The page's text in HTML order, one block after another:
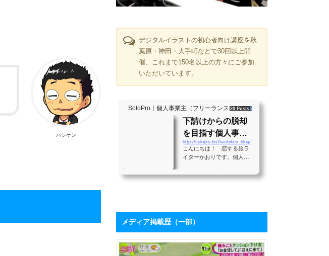
ハシケン
デジタルイラストの初心者向け講座を秋
葉原・神田・大手町などで30回以上開
催、これまで150名以上の方々にご参加
いただいています。
SoloPro｜個人事業主（フリーランス）・起業家、"ソロ" で働く人のライ
20 Posts 261 Shares
下請けからの脱却
を目指す個人事業
主のバイブル！？
月間28万PVの実績
んに学ぶ「ブログ
http://solopro.biz/hashiken_blog/
こんにちは！ 恋する旅ラ
イターかおりです。個人事
たちにとって、「下請け仕
るために2017年7月から「フ
リーライターの働き方」を
メインテーマにした個人ブ
ログを開設しました。ソロ
で生きる人たちにとって、
メディア掲載歴（一部）